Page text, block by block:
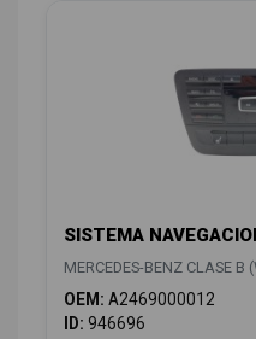
SISTEMA
MERCEDES-BENZ CLASE B
OEM: A2469000012
ID: 946696